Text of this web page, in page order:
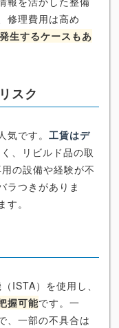
修理費用は高め
生するケースもあ
スク
です。 工賃はデ
、リビルド品の取
の設備や経験が不
ラつきがありま
。
ISTA）を使用し、
握可能です。一
、一部の不具合は